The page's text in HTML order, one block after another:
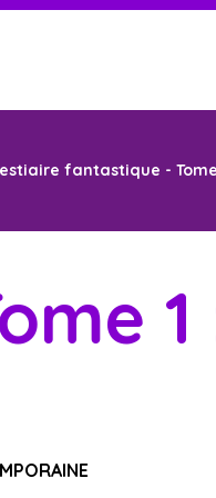
fantastique -
1